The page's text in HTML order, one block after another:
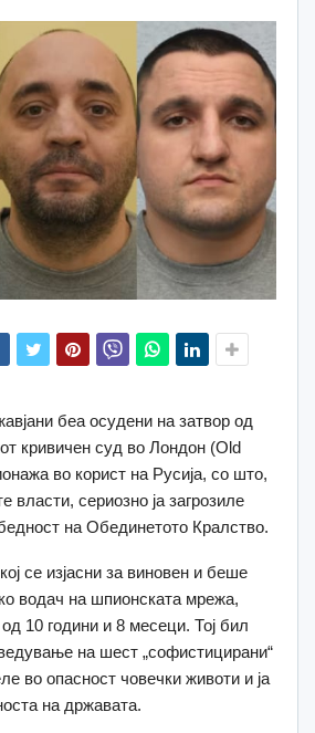
беа осудени на затвор од
кривичен суд во Лондон (Old
во корист на Русија, со што,
власти, сериозно ја загрозиле
на Обединетото Кралство.
се изјасни за виновен и беше
водач на шпионската мрежа,
10 години и 8 месеци. Тој бил
на шест „софистицирани“
во опасност човечки животи и ја
на државата.